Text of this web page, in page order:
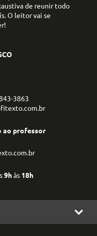
de reunir todo
O leitor vai se
3863
ao professor
9hàs 18h